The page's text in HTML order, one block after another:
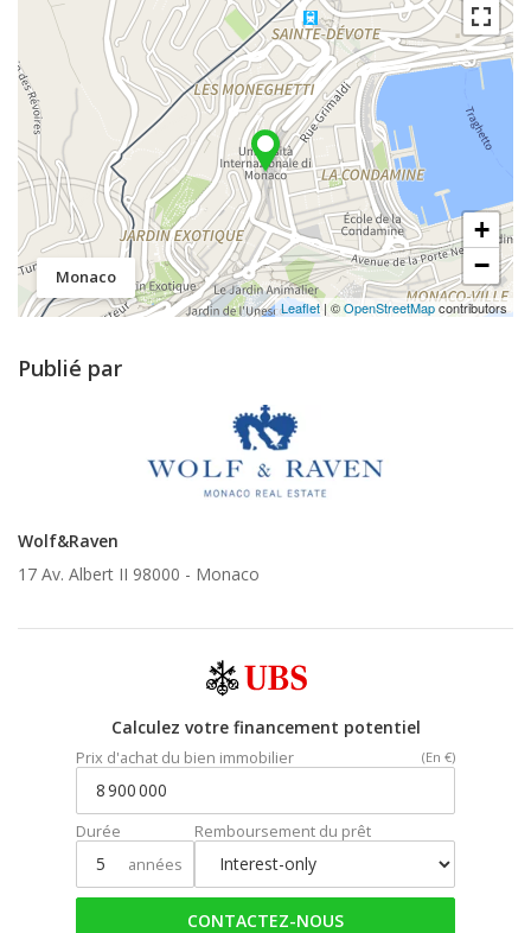
Monaco
+
−
Leaflet | ©OpenStreetMapcontributors
Publié par
Wolf&Raven
17 Av. Albert II 98000 - Monaco
Calculez votre financement potentiel
Prix d'achat du bien immobilier (En €)
Durée
années
Remboursement du prêt
CONTACTEZ-NOUS